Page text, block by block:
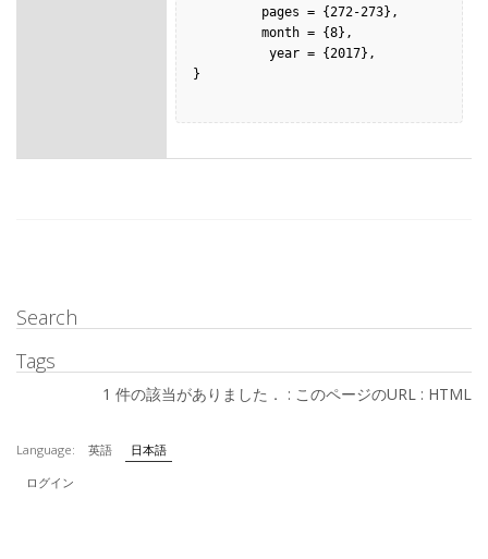
}
Search
Tags
1 件の該当がありました． : このページのURL : HTML
Language: 英語
日本語
ログイン